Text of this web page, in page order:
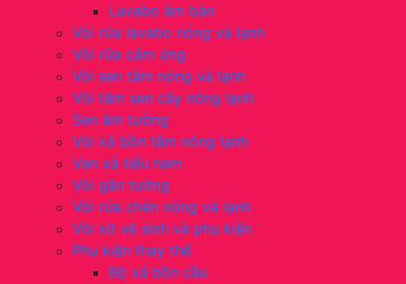
Lavabo âm bàn
Vòi rửa lavabo nóng và lạnh
Vòi rửa cảm ứng
Vòi sen tắm nóng và lạnh
Vòi tắm sen cây nóng lạnh
Sen âm tường
Vòi xả bồn tắm nóng lạnh
Van xả tiểu nam
Vòi gắn tường
Vòi rửa chén nóng và lạnh
Vòi xịt vệ sinh và phụ kiện
Phụ kiện thay thế
Bộ xả bồn cầu